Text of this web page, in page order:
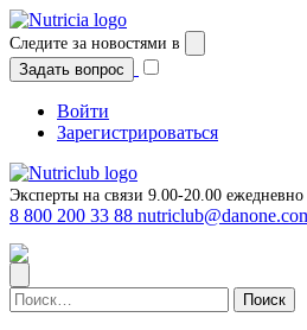
Перейти
к
содержимому
Следите за новостями в
Задать вопрос
Войти
Зарегистрироваться
Эксперты на связи 9.00-20.00 ежедневно
8 800 200 33 88
Найти: